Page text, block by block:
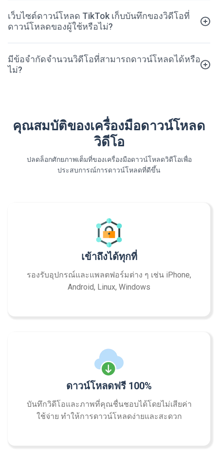
เว็บไซต์ดาวน์โหลด TikTok เก็บบันทึกของวิดีโอที่
ดาวน์โหลดของผู้ใช้หรือไม่?
มีข้อจำกัดจำนวนวิดีโอที่สามารถดาวน์โหลดได้หรือ
ไม่?
คุณสมบัติของเครื่องมือดาวน์โหลด
วิดีโอ
ปลดล็อกศักยภาพเต็มที่ของเครื่องมือดาวน์โหลดวิดีโอเพื่อ
ประสบการณ์การดาวน์โหลดที่ดีขึ้น
เข้าถึงได้ทุกที่
รองรับอุปกรณ์และแพลตฟอร์มต่าง ๆ เช่น iPhone,
Android, Linux, Windows
ดาวน์โหลดฟรี 100%
บันทึกวิดีโอและภาพที่คุณชื่นชอบได้โดยไม่เสียค่า
ใช้จ่าย ทำให้การดาวน์โหลดง่ายและสะดวก